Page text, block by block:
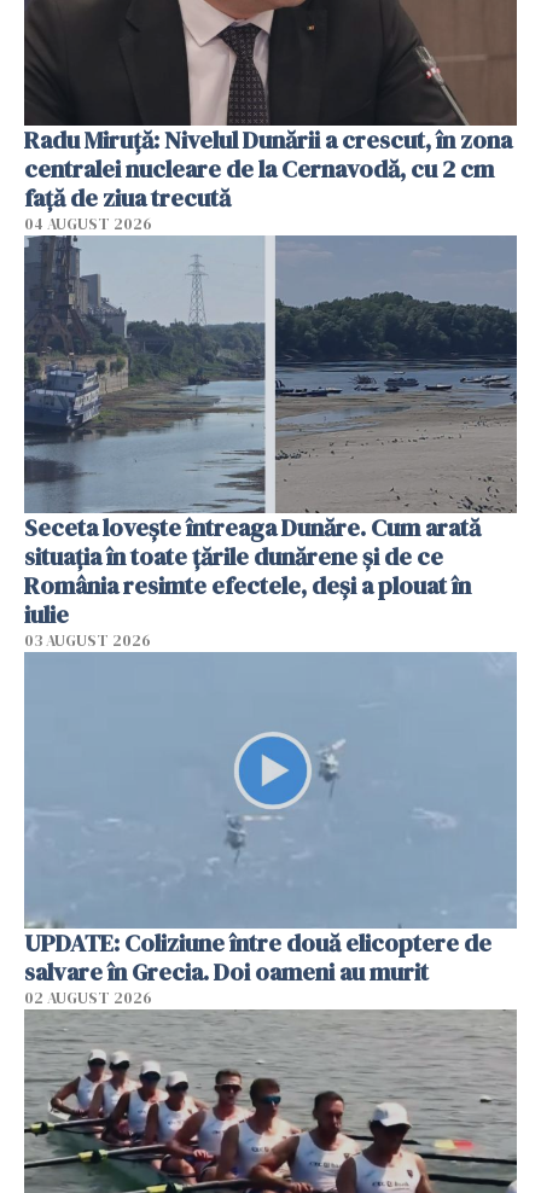
Radu Miruţă: Nivelul Dunării a crescut, în zona
centralei nucleare de la Cernavodă, cu 2 cm
faţă de ziua trecută
04 AUGUST 2026
Seceta lovește întreaga Dunăre. Cum arată
situația în toate țările dunărene și de ce
România resimte efectele, deși a plouat în
iulie
03 AUGUST 2026
UPDATE: Coliziune între două elicoptere de
salvare în Grecia. Doi oameni au murit
02 AUGUST 2026